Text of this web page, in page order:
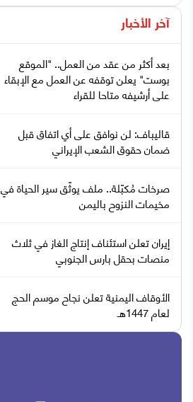
آخر الأخبار
بعد أكثر من عقد من العمل.. "الموقع
بوست" يعلن توقفه عن العمل مع الإبقاء
على أرشيفه متاحا للقراء
قاليباف: لن نوافق على أي اتفاق قبل
ضمان حقوق الشعب الإيراني
صرخات مُكبّلة.. ملف يوثّق سير الحياة في
مخيمات النزوح باليمن
إيران تعلن استئناف إنتاج الغاز في ثلاث
منصات بحقل بارس الجنوبي
الأوقاف اليمنية تعلن نجاح موسم الحج
لعام 1447هـ